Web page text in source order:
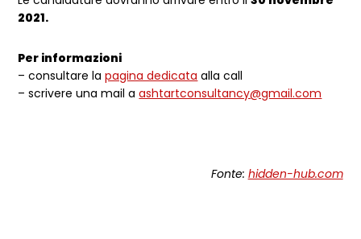
2021.
Per informazioni
– consultare lapagina dedicata alla call
– scrivere una mail aashtartconsultancy@gmail.com
Fonte: hidden-hub.com